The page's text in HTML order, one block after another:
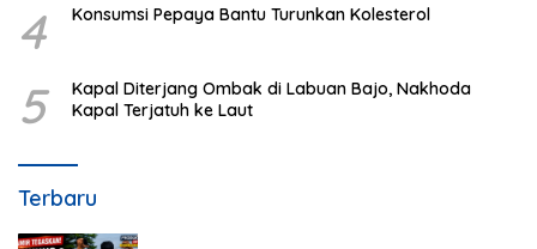
4 Konsumsi Pepaya Bantu Turunkan Kolesterol
5
Kapal Diterjang Ombak di Labuan Bajo, Nakhoda
Kapal Terjatuh ke Laut
Terbaru